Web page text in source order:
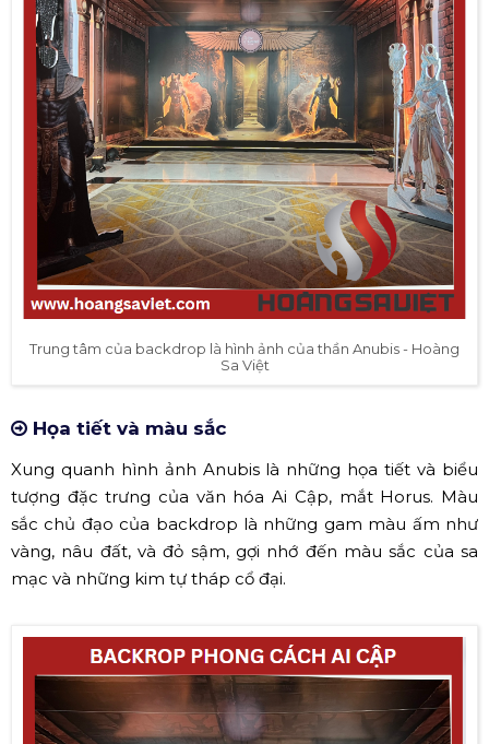
Trung tâm của backdrop là hình ảnh của thần Anubis - Hoàng
Sa Việt
Họa tiết và màu sắc
Xung quanh hình ảnh Anubis là những họa tiết và biểu
tượng đặc trưng của văn hóa Ai Cập, mắt Horus. Màu
sắc chủ đạo của backdrop là những gam màu ấm như
vàng, nâu đất, và đỏ sậm, gợi nhớ đến màu sắc của sa
mạc và những kim tự tháp cổ đại.